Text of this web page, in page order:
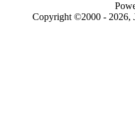
Copyright ©2000 - 2026,